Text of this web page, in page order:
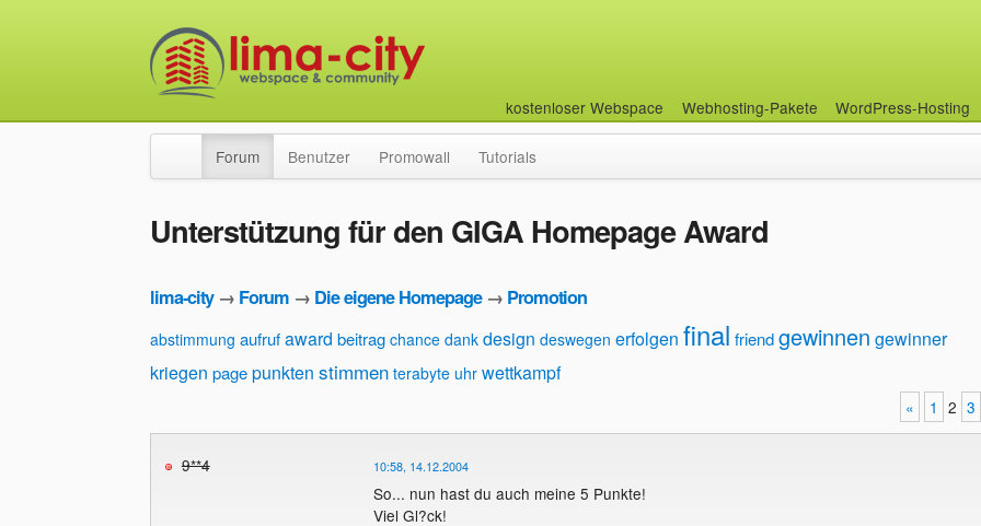
kostenloser Webspace Webhosting-Pakete WordPress-Hosting
Forum Benutzer Promowall Tutorials
Unterstützung für den GIGA Homepage Award
lima-city→ Forum → Die eigene Homepage→ Promotion
abstimmung aufrufaward beitrag chance dank design deswegen erfolgen final friendgewinnen gewinner
kriegen pagepunkten stimmen terabyte uhr wettkampf
« 1 2 3
9**4 10:58, 14.12.2004
So... nun hast du auch meine 5 Punkte!
Viel Gl?ck!